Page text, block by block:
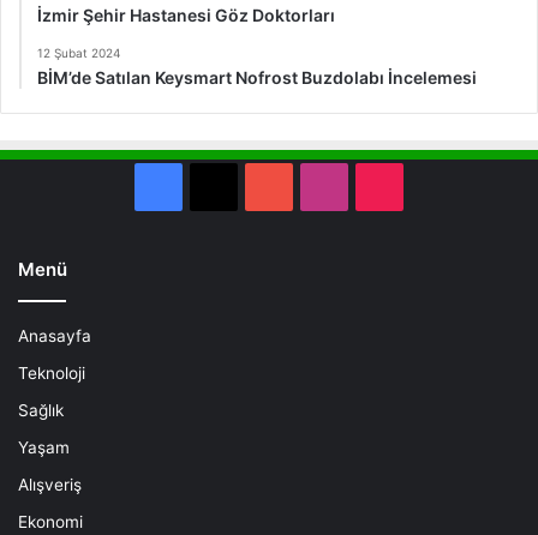
İzmir Şehir Hastanesi Göz Doktorları
12 Şubat 2024
BİM’de Satılan Keysmart Nofrost Buzdolabı İncelemesi
Menü
Anasayfa
Teknoloji
Sağlık
Yaşam
Alışveriş
Ekonomi